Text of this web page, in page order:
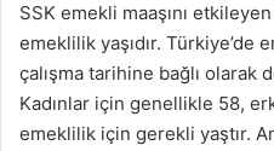
SSK emekli maaşını
emeklilik yaşıdır. Türkiye’de
çalışma tarihine bağlı olarak
Kadınlar için genellikle 58,
emeklilik için gerekli yaştır.